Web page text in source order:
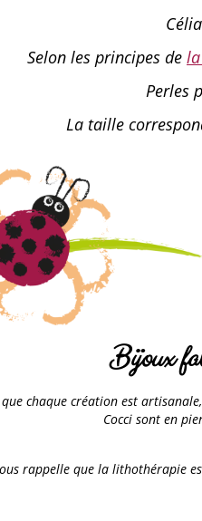
Selon les principes de
Perles
La taille
Bijoux
chaque création est
Cocci sont en
rappelle que la lithothérapie